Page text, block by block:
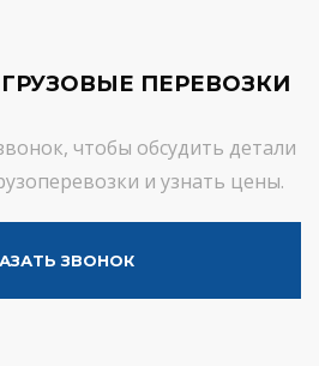
ПЕРЕВОЗКИ
чтобы обсудить детали
и узнать цены.
ЗВОНОК